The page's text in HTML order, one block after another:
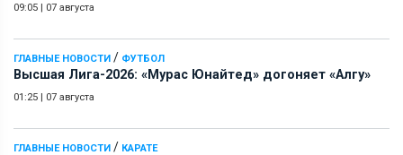
09:05 | 07 августа
ГЛАВНЫЕ НОВОСТИ / ФУТБОЛ
Высшая Лига-2026: «Мурас Юнайтед» догоняет «Алгу»
01:25 | 07 августа
ГЛАВНЫЕ НОВОСТИ / КАРАТЕ